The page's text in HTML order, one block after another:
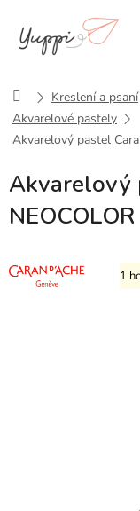
obsah
DomůKreslení a psaní
Akvarelové pastely
Akvarelový pastel
Akvarelový
1